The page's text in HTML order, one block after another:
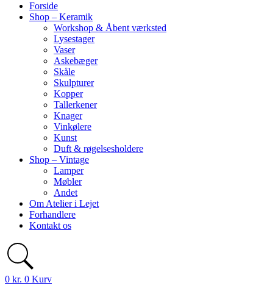
Forside
Shop – Keramik
Workshop & Åbent værksted
Lysestager
Vaser
Askebæger
Skåle
Skulpturer
Kopper
Tallerkener
Knager
Vinkølere
Kunst
Duft & røgelsesholdere
Shop – Vintage
Lamper
Møbler
Andet
Om Atelier i Lejet
Forhandlere
Kontakt os
0 kr. 0 Kurv